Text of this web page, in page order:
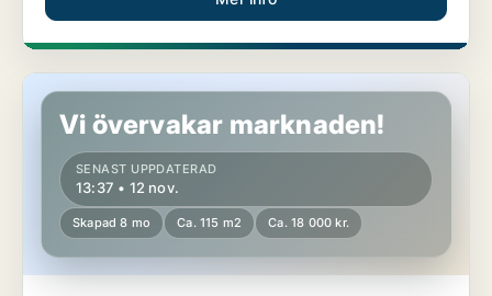
Hus i Helsingborg, Rydebäck
Vi övervakar marknaden!
SENAST UPPDATERAD
13:37 • 12 nov.
Skapad 8 mo Ca. 115 m2 Ca. 18 000 kr.